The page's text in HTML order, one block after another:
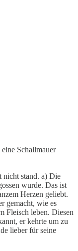
Schallmauer
nicht stand. a) Die
wurde. Das ist
Herzen geliebt.
gemacht, wie es
Fleisch leben. Diesen
er kehrte um zu
lieber für seine